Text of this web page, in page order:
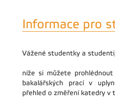
Informace pro
Vážené studentky a
níže si můžete
bakalářských prací v
přehled o změření katedry v